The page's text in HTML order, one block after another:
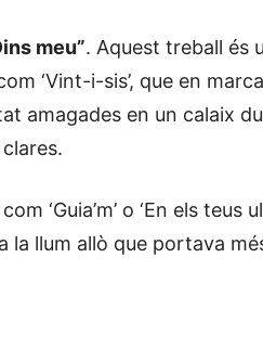
meu”. Aquest treball és
‘Vint-i-sis’, que en
amagades en un calaix
‘Guia’m’ o ‘En els teus
la llum allò que portava